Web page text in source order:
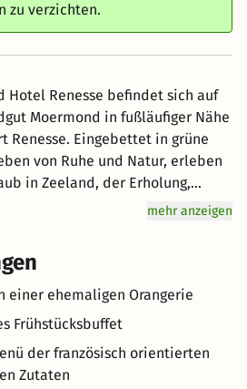
zu verzichten.
Hotel Renesse befindet sich auf
Moermond in fußläufiger Nähe
Renesse. Eingebettet in grüne
von Ruhe und Natur, erleben
in Zeeland, der Erholung,
perfekt verbindet. Genießen
Stunden im alten
und die weitläufigen
nur wenige Minuten entfernt
Ein perfektes Ziel
an der Nordsee, einen
in Zeeland oder einfach
einem der schönsten Küstenorte
mehr anzeigen
einer ehemaligen Orangerie
Frühstücksbuffet
der französisch orientierten
Zutaten